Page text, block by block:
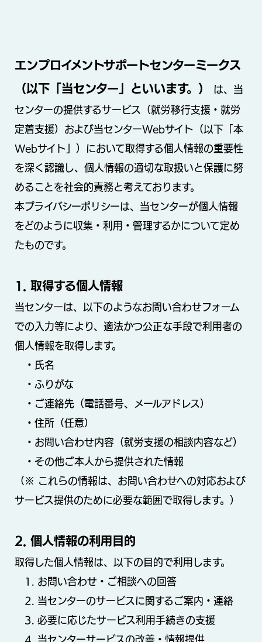
エンプロイメントサポートセンターミークス
（以下「当センター」といいます。）
は、当
センターの提供するサービス（就労移行支援・就労
定着支援）および当センターWebサイト（以下「本
Webサイト」）において取得する個人情報の重要性
を深く認識し、個人情報の適切な取扱いと保護に努
めることを社会的責務と考えております。
本プライバシーポリシーは、当センターが個人情報
をどのように収集・利用・管理するかについて定め
たものです。
1. 取得する個人情報
当センターは、以下のようなお問い合わせフォーム
での入力等により、適法かつ公正な手段で利用者の
個人情報を取得します。
・氏名
・ふりがな
・ご連絡先（電話番号、メールアドレス）
・住所（任意）
・お問い合わせ内容（就労支援の相談内容など）
・その他ご本人から提供された情報
（※ これらの情報は、お問い合わせへの対応および
サービス提供のために必要な範囲で取得します。）
2. 個人情報の利用目的
取得した個人情報は、以下の目的で利用します。
1. お問い合わせ・ご相談への回答
2. 当センターのサービスに関するご案内・連絡
3. 必要に応じたサービス利用手続きの支援
4. 当センターサービスの改善・情報提供